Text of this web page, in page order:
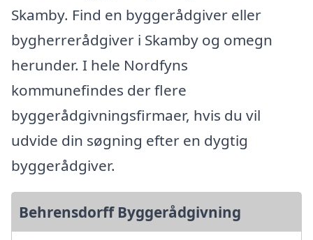
Skamby. Find en byggerådgiver eller
bygherrerådgiver i Skamby og omegn
herunder. I hele Nordfyns
kommunefindes der flere
byggerådgivningsfirmaer, hvis du vil
udvide din søgning efter en dygtig
byggerådgiver.
Behrensdorff Byggerådgivning